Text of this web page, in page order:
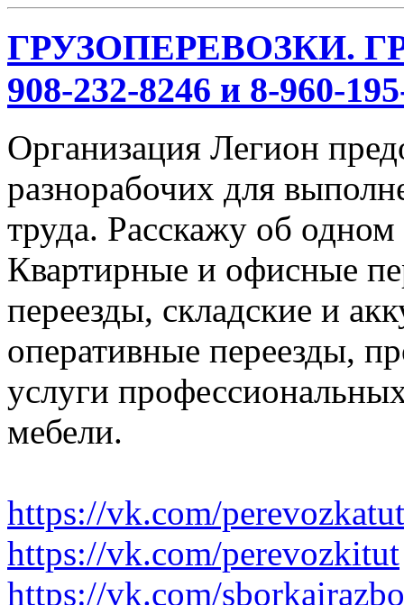
ГРУЗОПЕРЕВОЗКИ.
908-232-8246 и 8-960-
Организация Легион
разнорабочих для
труда. Расскажу об
Квартирные и офисные
переезды, складские и
оперативные переезды,
услуги
мебели.
https://vk.com/perevozkatut
https://vk.com/perevozkitut
https://vk.com/